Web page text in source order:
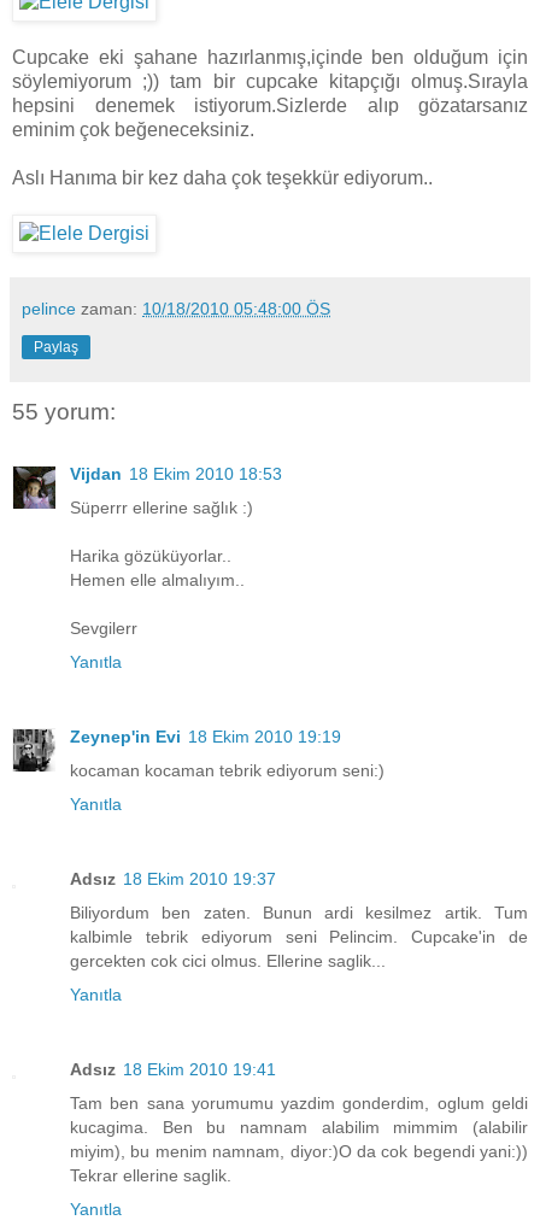
Cupcake eki şahane hazırlanmış,içinde ben olduğum için
söylemiyorum ;)) tam bir cupcake kitapçığı olmuş.Sırayla
hepsini denemek istiyorum.Sizlerde alıp gözatarsanız
eminim çok beğeneceksiniz.
Aslı Hanıma bir kez daha çok teşekkür ediyorum..
pelince zaman: 10/18/2010 05:48:00 ÖS
Paylaş
55 yorum:
Vijdan 18 Ekim 2010 18:53
Süperrr ellerine sağlık :)
Harika gözüküyorlar..
Hemen elle almalıyım..
Sevgilerr
Yanıtla
Zeynep'in Evi 18 Ekim 2010 19:19
kocaman kocaman tebrik ediyorum seni:)
Yanıtla
Adsız 18 Ekim 2010 19:37
Biliyordum ben zaten. Bunun ardi kesilmez artik. Tum
kalbimle tebrik ediyorum seni Pelincim. Cupcake'in de
gercekten cok cici olmus. Ellerine saglik...
Yanıtla
Adsız 18 Ekim 2010 19:41
Tam ben sana yorumumu yazdim gonderdim, oglum geldi
kucagima. Ben bu namnam alabilim mimmim (alabilir
miyim), bu menim namnam, diyor:)O da cok begendi yani:))
Tekrar ellerine saglik.
Yanıtla